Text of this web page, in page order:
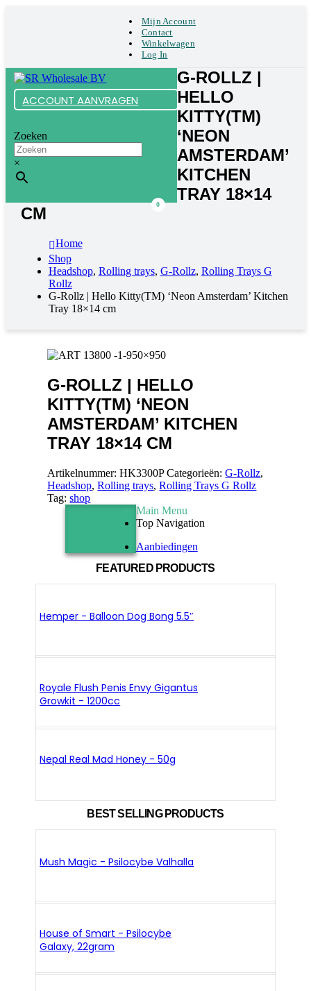
Mijn Account
Contact
Winkelwagen
Log In
ACCOUNT AANVRAGEN
Zoeken
×
0
G-ROLLZ |
HELLO
KITTY(TM)
‘NEON
AMSTERDAM’
KITCHEN
TRAY 18×14
CM
Home
Shop
Headshop, Rolling trays, G-Rollz, Rolling Trays G
Rollz
G-Rollz | Hello Kitty(TM) ‘Neon Amsterdam’ Kitchen
Tray 18×14 cm
G-ROLLZ | HELLO
KITTY(TM) ‘NEON
AMSTERDAM’ KITCHEN
TRAY 18×14 CM
Artikelnummer:HK3300P Categorieën:G-Rollz,
Headshop,Rolling trays,Rolling Trays G Rollz
Tag:shop
FEATURED PRODUCTS
Hemper - Balloon Dog Bong 5.5″
Royale Flush Penis Envy Gigantus
Growkit - 1200cc
Nepal Real Mad Honey - 50g
BEST SELLING PRODUCTS
Mush Magic - Psilocybe Valhalla
House of Smart - Psilocybe
Galaxy, 22gram
Main Menu
Top Navigation
Aanbiedingen